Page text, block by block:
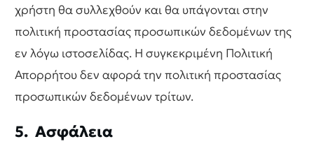
χρήστη θα συλλεχθούν και θα υπάγονται στην
πολιτική προστασίας προσωπικών δεδομένων της
εν λόγω ιστοσελίδας. Η συγκεκριμένη Πολιτική
Απορρήτου δεν αφορά την πολιτική προστασίας
προσωπικών δεδομένων τρίτων.
5. Ασφάλεια